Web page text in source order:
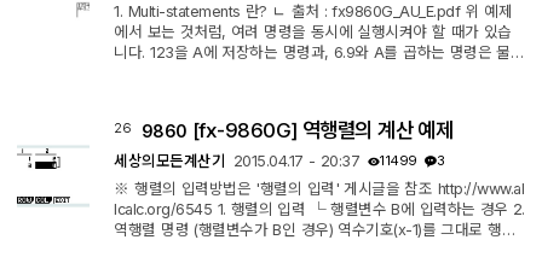
1. Multi-statements 란? ㄴ 출처 : fx9860G_AU_E.pdf 위 예제
에서 보는 것처럼, 여려 명령을 동시에 실행시켜야 할 때가 있습
니다. 123을 A에 저장하는 명령과, 6.9와 A를 곱하는 명령은 물론
비슷한 역할을 하긴 하지만 차이점이 하나 있습니다. 콜론은 논스
톱으로 바로 실행해버리는데 비해 삼각형 마크는 계산 결과를 표
26 9860 [fx-9860G] 역행렬의 계산 예제
세상의모든계산기 2015.04.17 - 20:37 11499 3
※ 행렬의 입력방법은 '행렬의 입력' 게시글을 참조 http://www.al
lcalc.org/6545 1. 행렬의 입력 └ 행렬변수 B에 입력하는 경우 2.
역행렬 명령 (행렬변수가 B인 경우) 역수기호(x-1)를 그대로 행렬